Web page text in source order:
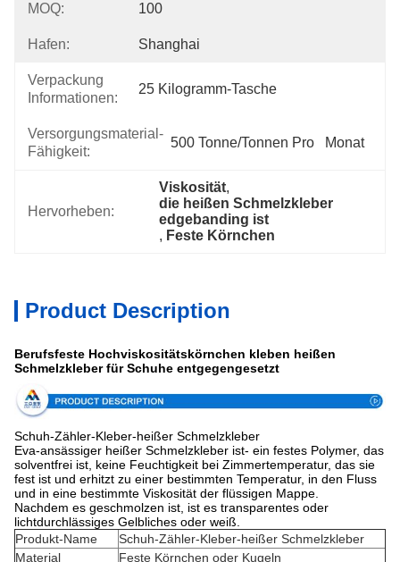
MOQ: 100
Hafen: Shanghai
Verpackung
Informationen:
25 Kilogramm-Tasche
Versorgungsmaterial-
Fähigkeit:
500 Tonne/Tonnen Pro   Monat
Hervorheben:
Viskosität,
die heißen Schmelzkleber
edgebanding ist
, Feste Körnchen
Product Description
Berufsfeste Hochviskositätskörnchen kleben heißen
Schmelzkleber für Schuhe entgegengesetzt
Schuh-Zähler-Kleber-heißer Schmelzkleber
Eva-ansässiger heißer Schmelzkleber ist- ein festes Polymer, das
solventfrei ist, keine Feuchtigkeit bei Zimmertemperatur, das sie
fest ist und erhitzt zu einer bestimmten Temperatur, in den Fluss
und in eine bestimmte Viskosität der flüssigen Mappe.
Nachdem es geschmolzen ist, ist es transparentes oder
lichtdurchlässiges Gelbliches oder weiß.
Produkt-Name
Schuh-Zähler-Kleber-heißer Schmelzkleber
Material
Feste Körnchen oder Kugeln